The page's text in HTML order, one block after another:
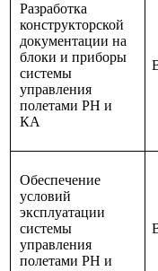
Разработка
конструкторской
документации на
блоки и приборы
системы
управления
полетами РН и
КА
Обеспечение
условий
эксплуатации
системы
управления
полетами РН и